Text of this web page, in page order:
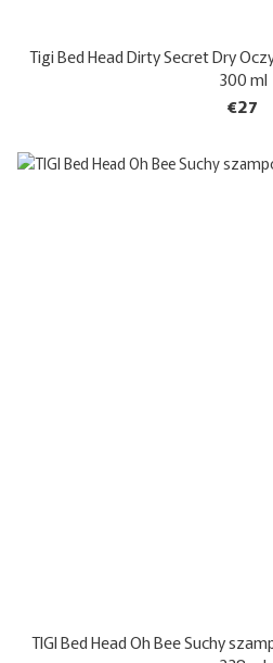
Tigi Bed Head Dirty Secret Dry
300 ml
€27
TIGI Bed Head Oh Bee Suchy